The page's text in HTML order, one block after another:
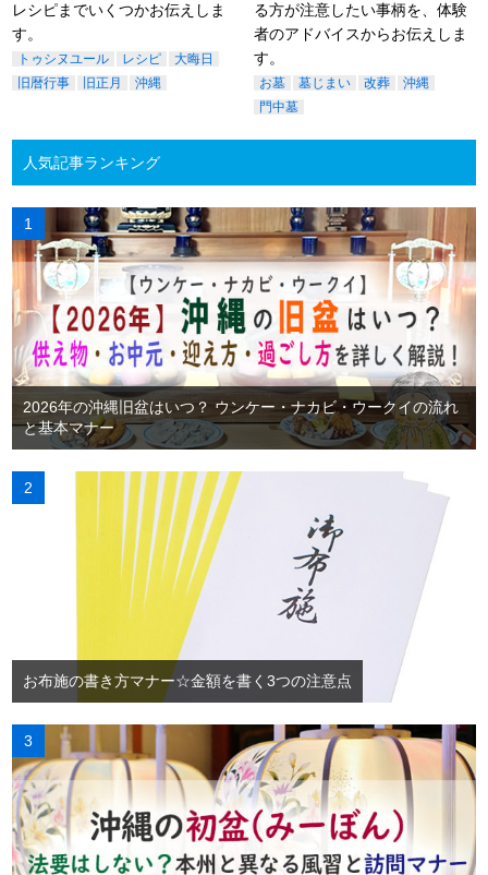
レシピまでいくつかお伝えしま
す。
トゥシヌユール レシピ
大晦日
旧暦行事
旧正月 沖縄
る方が注意したい事柄を、体験
者のアドバイスからお伝えしま
す。
お墓 墓じまい 改葬
沖縄
門中墓
人気記事ランキング
2026年の沖縄旧盆はいつ？ ウンケー・ナカビ・ウークイの流れ
と基本マナー
お布施の書き方マナー☆金額を書く3つの注意点